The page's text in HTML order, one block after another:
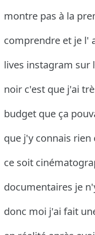
montre pas à la
comprendre et je l'
lives instagram sur
noir c'est que j'ai
budget que ça
que j'y connais
ce soit
documentaires je
donc moi j'ai fait